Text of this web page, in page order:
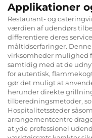
Applikationer
Restaurant- og
værdien af udendørs
differentiere deres
måltidserfaringer.
virksomheder mulighed
samtidig med at de
for autentisk,
gør det muligt at
herunder direkte
tilberedningsmetoder,
Hospitalitetssteder
arrangementcentre
at yde professionel